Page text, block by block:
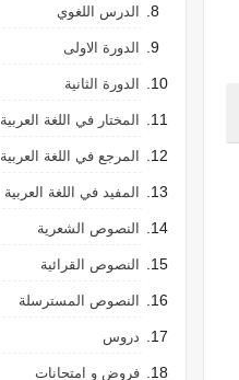
الدرس اللغوي
الدورة الاولى
الدورة الثانية
المختار في اللغة العربية
المرجع في اللغة العربية
المفيد في اللغة العربية
النصوص الشعرية
النصوص القرائية
النصوص المسترسلة
دروس
فروض و امتحانات